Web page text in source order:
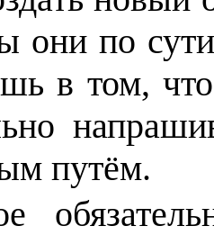
они по
в том,
путём.